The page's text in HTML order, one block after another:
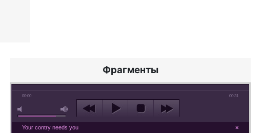
Фрагменты
00:00 00:31
×
Your contry needs you